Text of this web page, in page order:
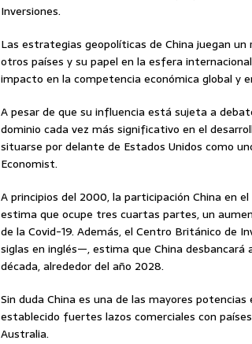
Inversiones.
Las estrategias geopolíticas de China juegan
otros países y su papel en la esfera
impacto en la competencia económica global y
A pesar de que su influencia está sujeta a
dominio cada vez más significativo en el
situarse por delante de Estados Unidos como
Economist.
A principios del 2000, la participación China en
estima que ocupe tres cuartas partes, un
de la Covid-19. Además, el Centro Británico de
siglas en inglés—, estima que China
década, alrededor del año 2028.
Sin duda China es una de las mayores
establecido fuertes lazos comerciales con
Australia.